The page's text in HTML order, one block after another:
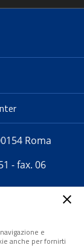
Roma
- fax. 06
iscritta
di Roma -
resp. Michela
e
anche per fornirti